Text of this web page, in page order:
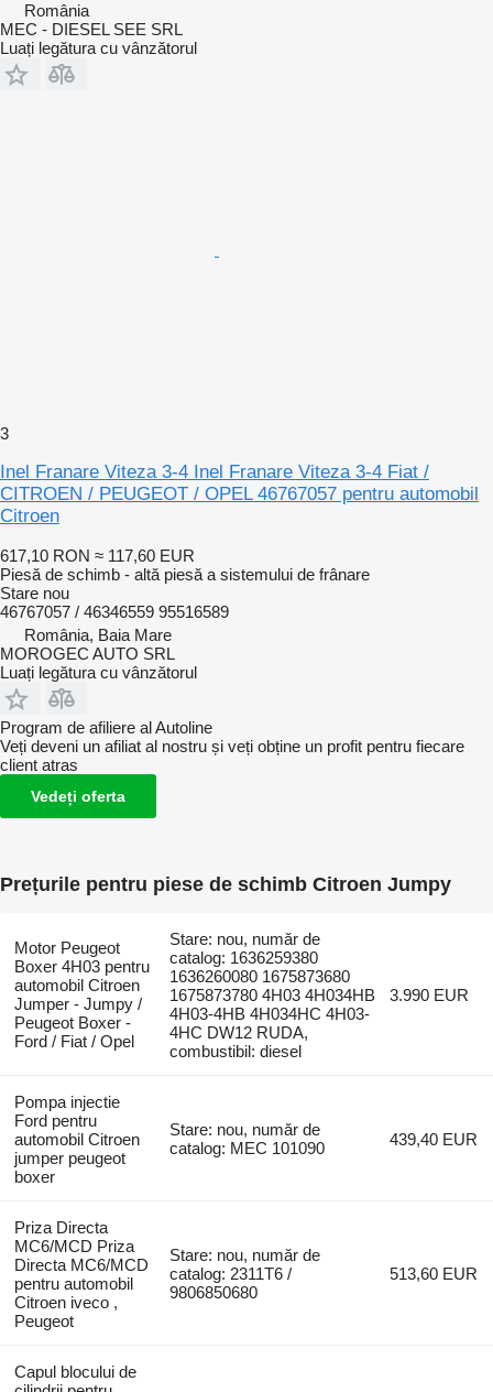
România
MEC - DIESEL SEE SRL
Luați legătura cu vânzătorul
3
Inel Franare Viteza 3-4 Inel Franare Viteza 3-4 Fiat /
CITROEN / PEUGEOT / OPEL 46767057 pentru automobil
Citroen
617,10 RON ≈ 117,60 EUR
Piesă de schimb - altă piesă a sistemului de frânare
Stare nou
46767057 / 46346559 95516589
România, Baia Mare
MOROGEC AUTO SRL
Luați legătura cu vânzătorul
Program de afiliere al Autoline
Veți deveni un afiliat al nostru și veți obține un profit pentru fiecare
client atras
Vedeți oferta
Prețurile pentru piese de schimb Citroen Jumpy
Motor Peugeot
Boxer 4H03 pentru
automobil Citroen
Jumper - Jumpy /
Peugeot Boxer -
Ford / Fiat / Opel
Stare: nou, număr de
catalog: 1636259380
1636260080 1675873680
1675873780 4H03 4H034HB
4H03-4HB 4H034HC 4H03-
4HC DW12 RUDA,
combustibil: diesel
3.990 EUR
Pompa injectie
Ford pentru
automobil Citroen
jumper peugeot
boxer
Stare: nou, număr de
catalog: MEC 101090
439,40 EUR
Priza Directa
MC6/MCD Priza
Directa MC6/MCD
pentru automobil
Citroen iveco ,
Peugeot
Stare: nou, număr de
catalog: 2311T6 /
9806850680
513,60 EUR
Capul blocului de